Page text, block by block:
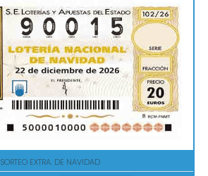
SORTEO EXTRA. DE NAVIDAD